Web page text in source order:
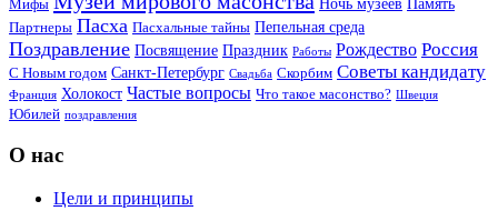
Мифы
Партнеры Пасха Пасхальные тайны Пепельная среда
Поздравление Посвящение Праздник Работы Рождество Россия
С Новым годом Санкт-Петербург Свадьба Скорбим Советы кандидату
Франция Холокост Частые вопросы Что такое масонство? Швеция
Юбилей поздравления
О нас
Цели и принципы